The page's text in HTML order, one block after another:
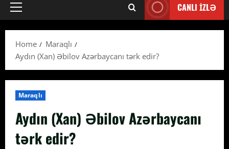
Primary
CANLI İZLƏ
Home
Maraqlı
Aydın (Xan) Əbilov Azərbaycanı tərk edir?
Maraqlı
Aydın (Xan) Əbilov Azərbaycanı
tərk edir?